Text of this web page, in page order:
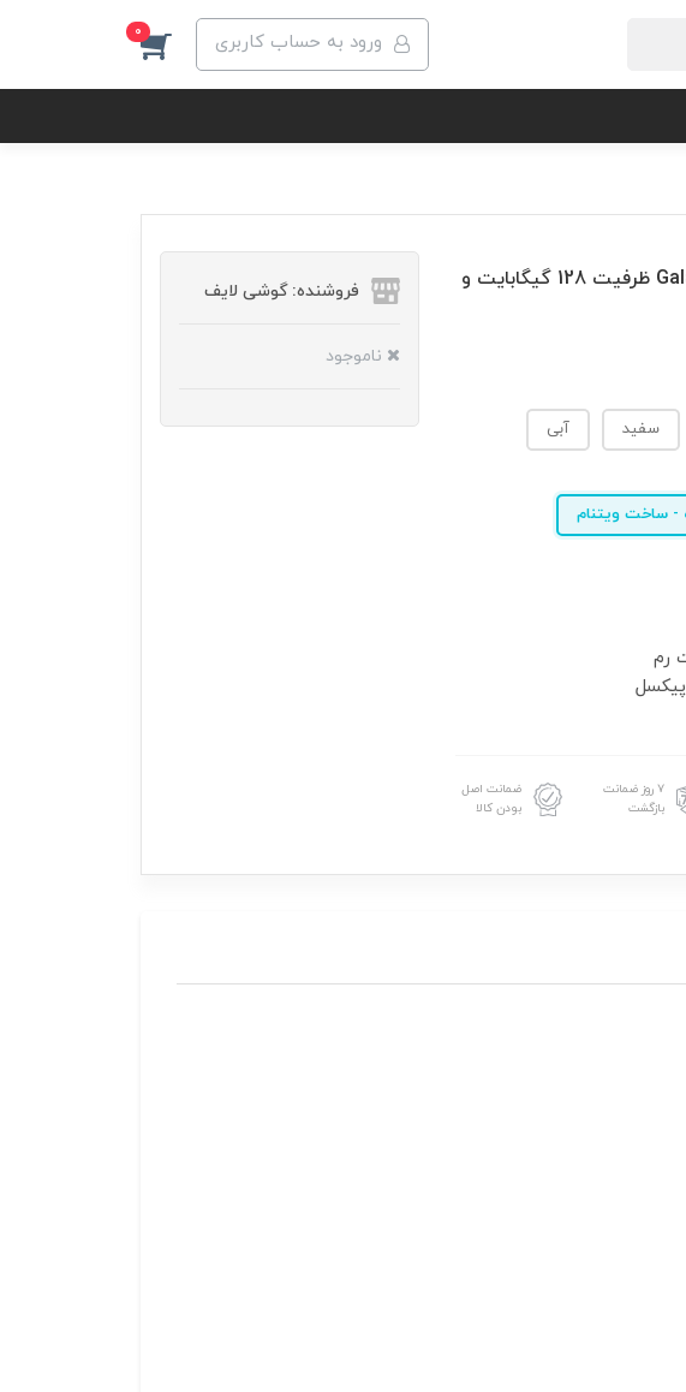
ورود به حساب کاربری 0
گوشی موبایل سامسونگ Galaxy A32 5G ظرفیت 128 گیگابایت و
سفید آبی
۷ روز ضمانت
بازگشت
ضمانت اصل
بودن کالا
فروشنده: گوشی لایف
ناموجود